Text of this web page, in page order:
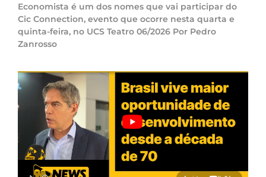
Economista é um dos nomes que vai participar do
Cic Connection, evento que ocorre nesta quarta e
quinta-feira, no UCS Teatro 06/2026 Por Pedro
Zanrosso